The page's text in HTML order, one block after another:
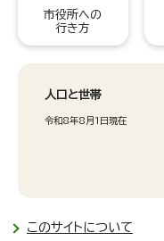
市役所への
行き方
人口と世帯
令和8年8月1日現在
このサイトについて